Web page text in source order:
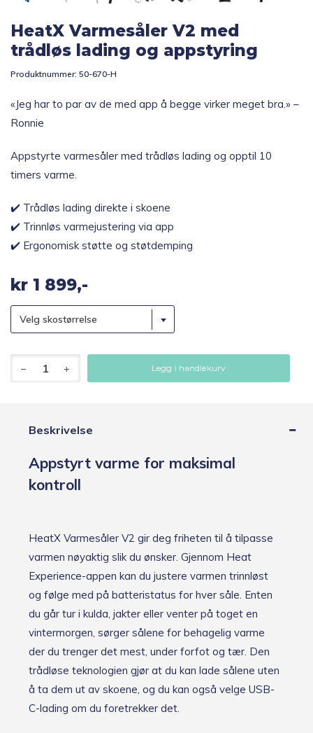
HeatX Varmesåler V2 med
trådløs lading og appstyring
Produktnummer: 50-670-H
«Jeg har to par av de med app å begge virker meget bra.» –
Ronnie
Appstyrte varmesåler med trådløs lading og opptil 10
timers varme.
✔️ Trådløs lading direkte i skoene
✔️ Trinnløs varmejustering via app
✔️ Ergonomisk støtte og støtdemping
kr 1 899,-
Velg skostørrelse
Varmesåler
V2
lading
antall
Legg i handlekurv
Beskrivelse
Appstyrt varme for maksimal
kontroll
HeatX Varmesåler V2 gir deg friheten til å tilpasse
varmen nøyaktig slik du ønsker. Gjennom Heat
Experience-appen kan du justere varmen trinnløst
og følge med på batteristatus for hver såle. Enten
du går tur i kulda, jakter eller venter på toget en
vintermorgen, sørger sålene for behagelig varme
der du trenger det mest, under forfot og tær. Den
trådløse teknologien gjør at du kan lade sålene uten
å ta dem ut av skoene, og du kan også velge USB-
C-lading om du foretrekker det.